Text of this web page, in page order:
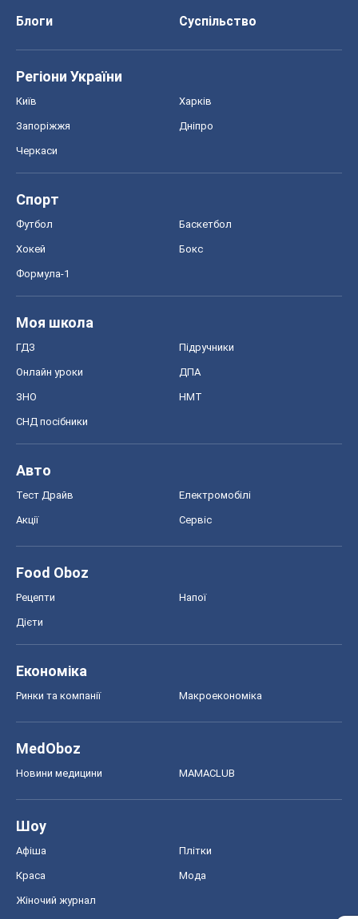
Блоги
Суспільство
Регіони України
Київ Харків
Запоріжжя Дніпро
Черкаси
Спорт
Футбол Баскетбол
Хокей Бокс
Формула-1
Моя школа
ГДЗ Підручники
Онлайн уроки ДПА
ЗНО НМТ
СНД посібники
Авто
Тест Драйв Електромобілі
Акції Сервіс
Food Oboz
Рецепти Напої
Дієти
Економіка
Ринки та компанії Макроекономіка
MedOboz
Новини медицини MAMACLUB
Шоу
Афіша Плітки
Краса Мода
Жіночий журнал